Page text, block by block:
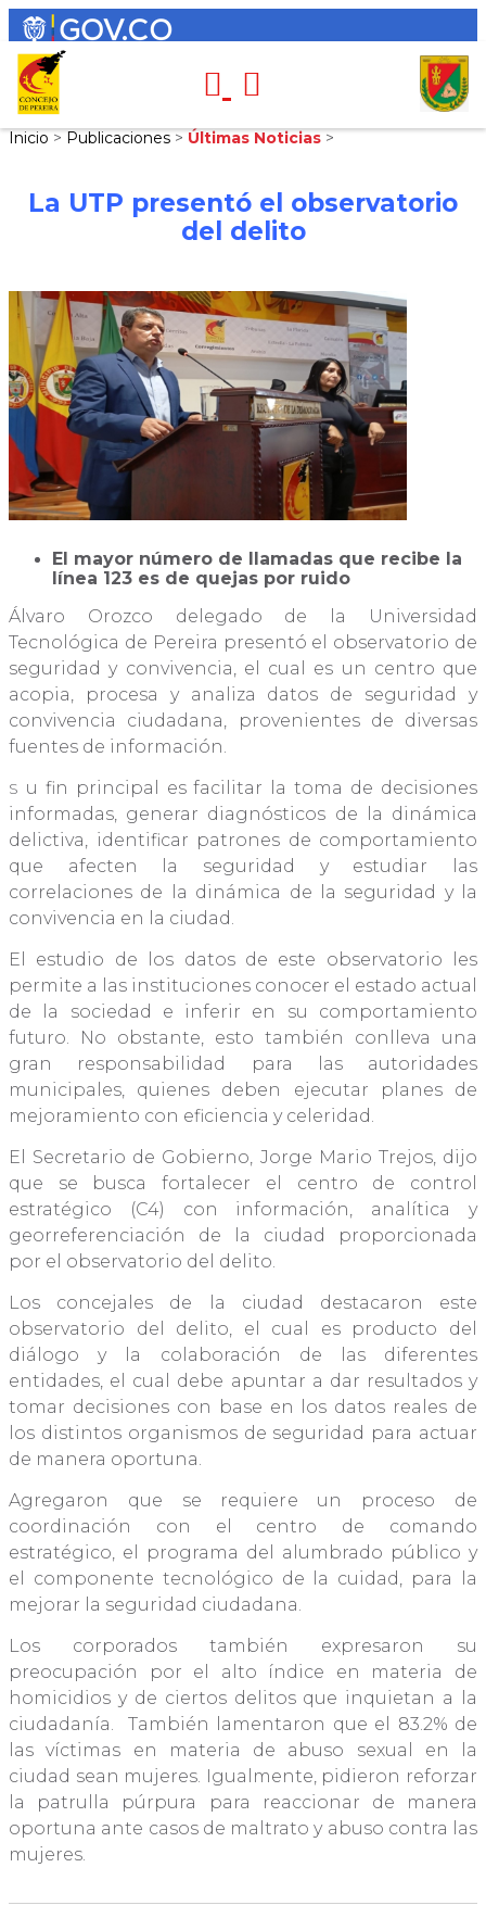
Inicio > Publicaciones > Últimas Noticias >
La UTP presentó el observatorio
del delito
El mayor número de llamadas que recibe la
línea 123 es de quejas por ruido
Álvaro Orozco delegado de la Universidad
Tecnológica de Pereira presentó el observatorio de
seguridad y convivencia, el cual es un centro que
acopia, procesa y analiza datos de seguridad y
convivencia ciudadana, provenientes de diversas
fuentes de información.
S u fin principal es facilitar la toma de decisiones
informadas, generar diagnósticos de la dinámica
delictiva, identificar patrones de comportamiento
que afecten la seguridad y estudiar las
correlaciones de la dinámica de la seguridad y la
convivencia en la ciudad.
El estudio de los datos de este observatorio les
permite a las instituciones conocer el estado actual
de la sociedad e inferir en su comportamiento
futuro. No obstante, esto también conlleva una
gran responsabilidad para las autoridades
municipales, quienes deben ejecutar planes de
mejoramiento con eficiencia y celeridad.
El Secretario de Gobierno, Jorge Mario Trejos, dijo
que se busca fortalecer el centro de control
estratégico (C4) con información, analítica y
georreferenciación de la ciudad proporcionada
por el observatorio del delito.
Los concejales de la ciudad destacaron este
observatorio del delito, el cual es producto del
diálogo y la colaboración de las diferentes
entidades, el cual debe apuntar a dar resultados y
tomar decisiones con base en los datos reales de
los distintos organismos de seguridad para actuar
de manera oportuna.
Agregaron que se requiere un proceso de
coordinación con el centro de comando
estratégico, el programa del alumbrado público y
el componente tecnológico de la cuidad, para la
mejorar la seguridad ciudadana.
Los corporados también expresaron su
preocupación por el alto índice en materia de
homicidios y de ciertos delitos que inquietan a la
ciudadanía. También lamentaron que el 83.2% de
las víctimas en materia de abuso sexual en la
ciudad sean mujeres. Igualmente, pidieron reforzar
la patrulla púrpura para reaccionar de manera
oportuna ante casos de maltrato y abuso contra las
mujeres.